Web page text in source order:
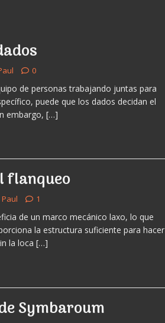
0
de personas trabajando juntas para
puede que los dados decidan el
embargo, […]
flanqueo
Paul 1
de un marco mecánico laxo, lo que
la estructura suficiente para hacer
la loca […]
Symbaroum